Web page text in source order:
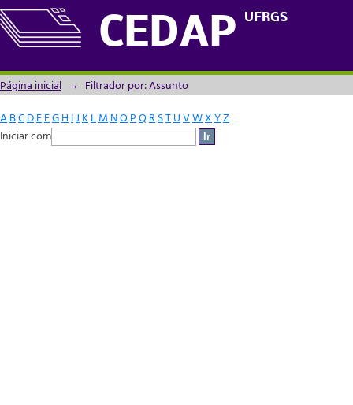
CEDAP UFRGS
Filtrador por: Assunto
Página inicial → Filtrador por: Assunto
ABCDEFGH IJ KLM NOPQRSTUVWXYZ
Iniciar com